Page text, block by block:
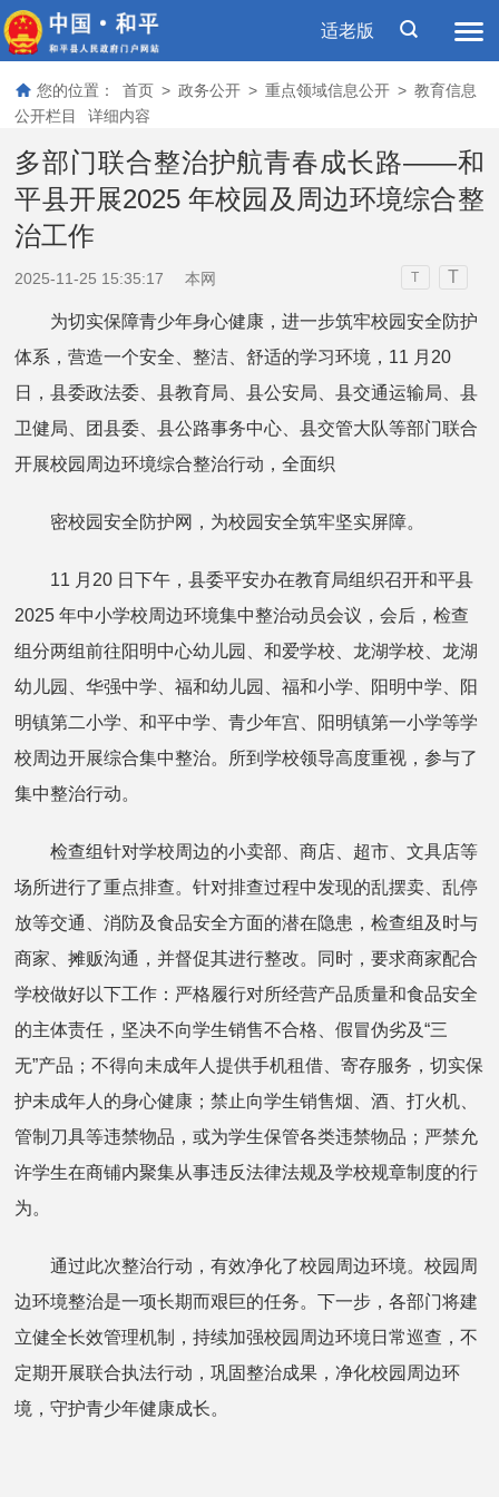
适老版
您的位置： 首页 > 政务公开 > 重点领域信息公开 > 教育信息
公开栏目
详细内容
多部门联合整治护航青春成长路——和
平县开展2025 年校园及周边环境综合整
治工作
2025-11-25 15:35:17 本网 T T
为切实保障青少年身心健康，进一步筑牢校园安全防护
体系，营造一个安全、整洁、舒适的学习环境，11 月20
日，县委政法委、县教育局、县公安局、县交通运输局、县
卫健局、团县委、县公路事务中心、县交管大队等部门联合
开展校园周边环境综合整治行动，全面织
密校园安全防护网，为校园安全筑牢坚实屏障。
11 月20 日下午，县委平安办在教育局组织召开和平县
2025 年中小学校周边环境集中整治动员会议，会后，检查
组分两组前往阳明中心幼儿园、和爱学校、龙湖学校、龙湖
幼儿园、华强中学、福和幼儿园、福和小学、阳明中学、阳
明镇第二小学、和平中学、青少年宫、阳明镇第一小学等学
校周边开展综合集中整治。所到学校领导高度重视，参与了
集中整治行动。
检查组针对学校周边的小卖部、商店、超市、文具店等
场所进行了重点排查。针对排查过程中发现的乱摆卖、乱停
放等交通、消防及食品安全方面的潜在隐患，检查组及时与
商家、摊贩沟通，并督促其进行整改。同时，要求商家配合
学校做好以下工作：严格履行对所经营产品质量和食品安全
的主体责任，坚决不向学生销售不合格、假冒伪劣及“三
无”产品；不得向未成年人提供手机租借、寄存服务，切实保
护未成年人的身心健康；禁止向学生销售烟、酒、打火机、
管制刀具等违禁物品，或为学生保管各类违禁物品；严禁允
许学生在商铺内聚集从事违反法律法规及学校规章制度的行
为。
通过此次整治行动，有效净化了校园周边环境。校园周
边环境整治是一项长期而艰巨的任务。下一步，各部门将建
立健全长效管理机制，持续加强校园周边环境日常巡查，不
定期开展联合执法行动，巩固整治成果，净化校园周边环
境，守护青少年健康成长。